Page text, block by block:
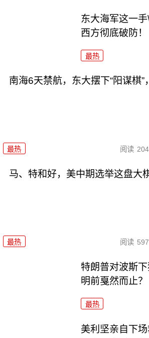
东大海军这一
西方彻底破防！
最热
南海6天禁航，东大摆下“阳谋棋”
最热 阅读
马、特和好，美中期选举这盘大
最热 阅读
特朗普对波斯
明前戛然而止？
最热
美利坚亲自下